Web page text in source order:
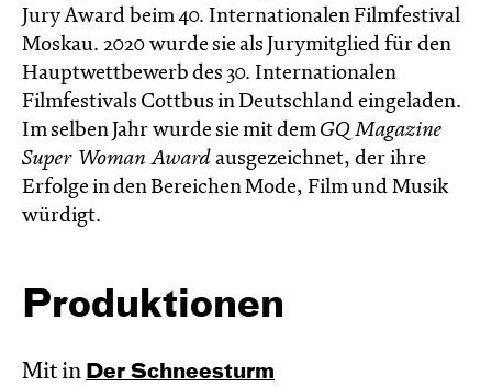
Jury Award beim 40. Internationalen Filmfestival
Moskau. 2020 wurde sie als Jurymitglied für den
Hauptwettbewerb des 30. Internationalen
Filmfestivals Cottbus in Deutschland eingeladen.
Im selben Jahr wurde sie mit dem GQ Magazine
Super Woman Award ausgezeichnet, der ihre
Erfolge in den Bereichen Mode, Film und Musik
würdigt.
Produktionen
Mit in Der Schnee­sturm